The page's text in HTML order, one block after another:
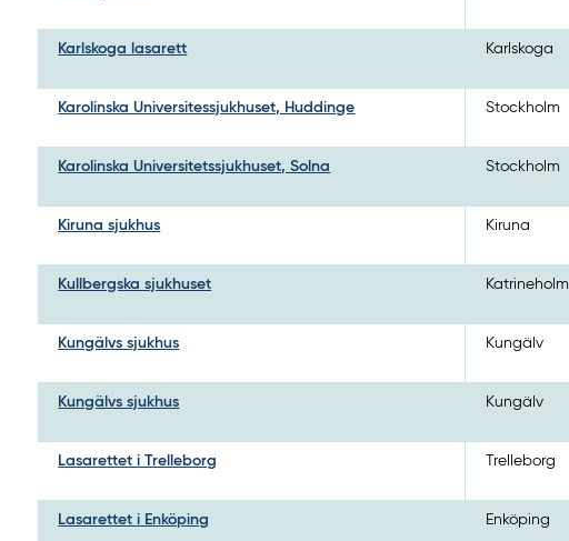
Karlskoga lasarett Karlskoga
Karolinska Universitessjukhuset, Huddinge Stockholm
Karolinska Universitetssjukhuset, Solna Stockholm
Kiruna sjukhus Kiruna
Kullbergska sjukhuset Katrineholm
Kungälvs sjukhus Kungälv
Kungälvs sjukhus Kungälv
Lasarettet i Trelleborg Trelleborg
Lasarettet i Enköping Enköping